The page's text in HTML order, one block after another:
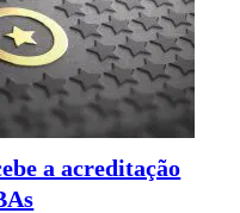
a acreditação